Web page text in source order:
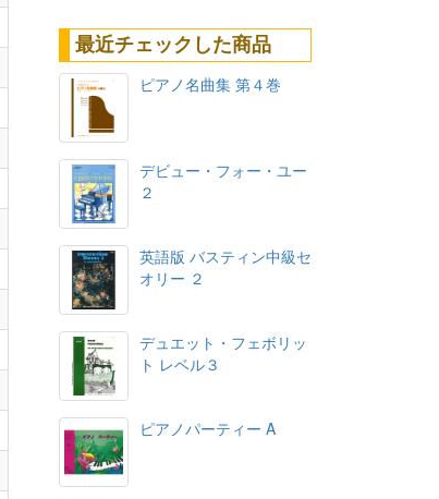
最近チェックした商品
ピアノ名曲集 第４巻
デビュー・フォー・ユー
２
英語版 バスティン中級セ
オリー ２
デュエット・フェボリッ
ト レベル３
ピアノパーティー A